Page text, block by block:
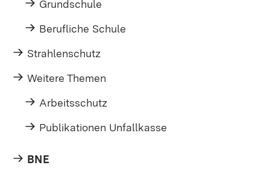
Grundschule
Berufliche Schule
Strahlenschutz
Weitere Themen
Arbeitsschutz
Publikationen Unfallkasse
BNE